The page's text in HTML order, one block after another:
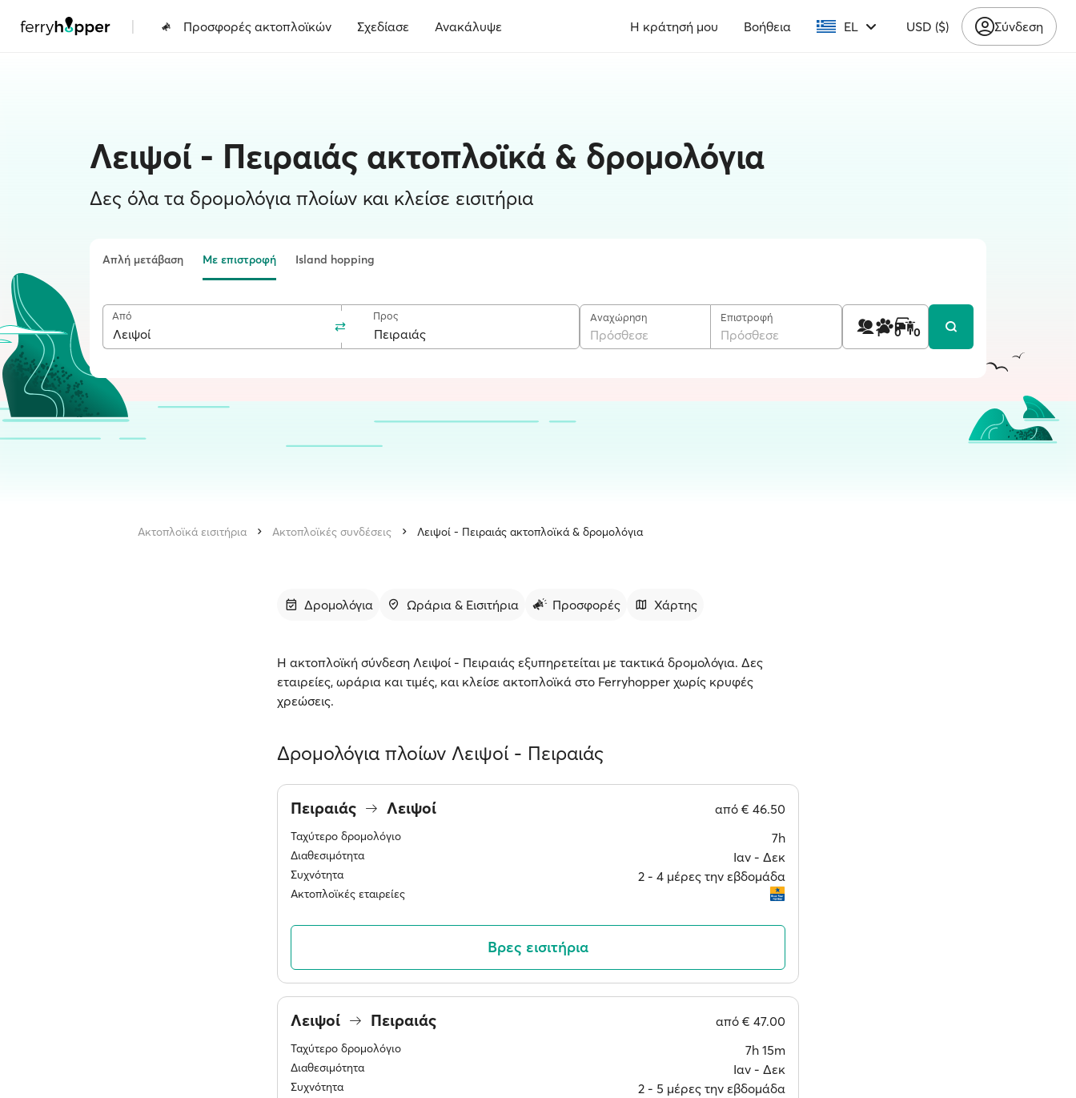
| Προσφορές ακτοπλοϊκών Σχεδίασε Ανακάλυψε Η κράτησή μου Βοήθεια EL USD ($) Σύνδεση
Λειψοί - Πειραιάς ακτοπλοϊκά & δρομολόγια
Δες όλα τα δρομολόγια πλοίων και κλείσε εισιτήρια
Απλή μετάβαση Με επιστροφή Island hopping
Από Προς Αναχώρηση
Πρόσθεσε
Επιστροφή
Πρόσθεσε 1 0 0
Ακτοπλοϊκά εισιτήρια Ακτοπλοϊκές συνδέσεις Λειψοί - Πειραιάς ακτοπλοϊκά & δρομολόγια
Δρομολόγια Ωράρια & Εισιτήρια Προσφορές Χάρτης
Η ακτοπλοϊκή σύνδεση Λειψοί - Πειραιάς εξυπηρετείται με τακτικά δρομολόγια. Δες
εταιρείες, ωράρια και τιμές, και κλείσε ακτοπλοϊκά στο Ferryhopper χωρίς κρυφές
χρεώσεις.
Δρομολόγια πλοίων Λειψοί - Πειραιάς
Πειραιάς Λειψοί από € 46.50
Ταχύτερο δρομολόγιο 7h
Διαθεσιμότητα Ιαν ‐ Δεκ
Συχνότητα 2 ‐ 4 μέρες την εβδομάδα
Ακτοπλοϊκές εταιρείες
Βρες εισιτήρια
Λειψοί Πειραιάς από € 47.00
Ταχύτερο δρομολόγιο 7h 15m
Διαθεσιμότητα Ιαν ‐ Δεκ
Συχνότητα 2 ‐ 5 μέρες την εβδομάδα